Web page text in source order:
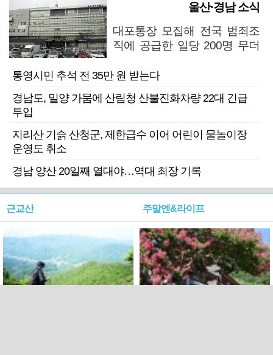
울산·경남 소식
대포통장 모집해 전국 범죄조
직에 공급한 일당 200명 무더
통영시민 추석 전 35만 원 받는다
경남도, 밀양 가뭄에 산림청 산불진화차량 22대 긴급
투입
지리산 기슭 산청군, 제한급수 이어 어린이 물놀이장
운영도 취소
경남 양산 20일째 열대야…역대 최장 기록
근교산 주말엔&라이프